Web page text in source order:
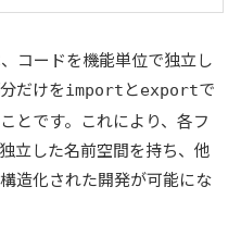
コードを機能単位で独立し
だけをimport とexportで
とです。これにより、各フ
立した名前空間を持ち、他
造化された開発が可能にな